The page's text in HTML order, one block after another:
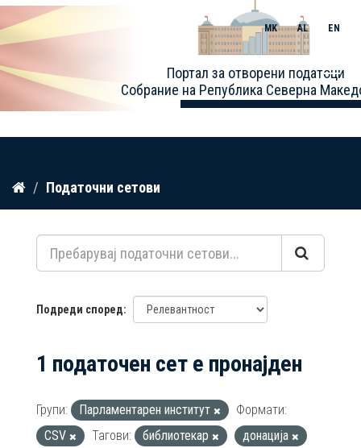
Прескокнете
содржина
Портал за отворени податоци
Собрание на Република Северна
MK AL EN
Toggle
Податочни сетови
Подреди според
1 податочен сет е пронајден
Групи: Парламентарен институт
Формати:
CSV
Тагови: библиотекар
донација